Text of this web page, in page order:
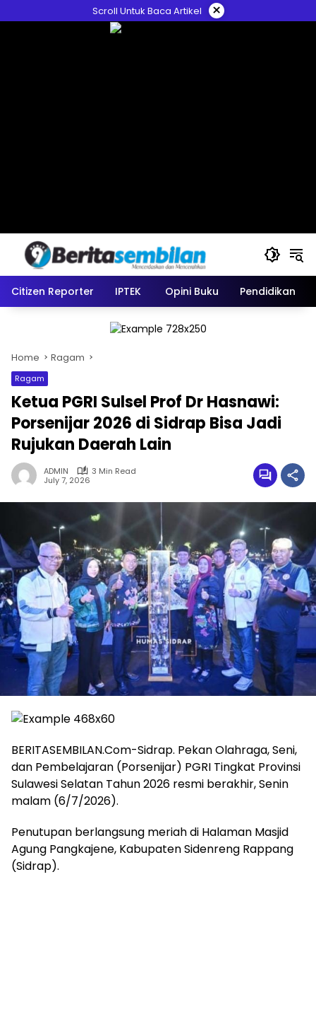
to
Scroll Untuk Baca Artikel ×
Citizen Reporter IPTEK Opini Buku Pendidikan
Home Ragam
Ragam
Ketua PGRI Sulsel Prof Dr Hasnawi:
Porsenijar 2026 di Sidrap Bisa Jadi
Rujukan Daerah Lain
ADMIN
3 Min Read
July 7, 2026
BERITASEMBILAN.Com-Sidrap. Pekan Olahraga, Seni,
dan Pembelajaran (Porsenijar) PGRI Tingkat Provinsi
Sulawesi Selatan Tahun 2026 resmi berakhir, Senin
malam (6/7/2026).
Penutupan berlangsung meriah di Halaman Masjid
Agung Pangkajene, Kabupaten Sidenreng Rappang
(Sidrap).